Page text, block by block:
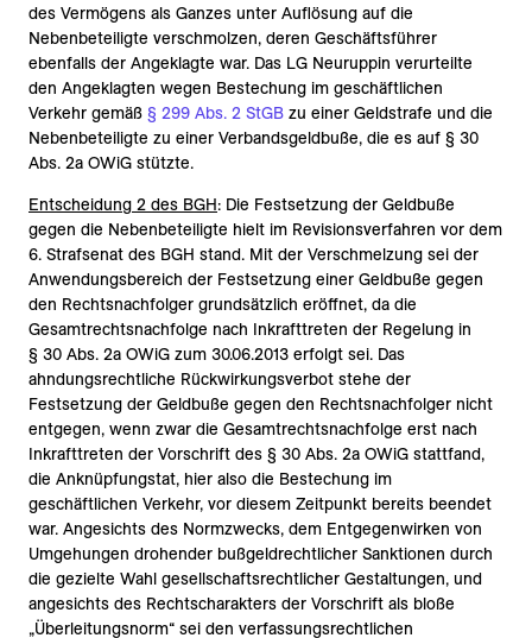
des Vermögens als Ganzes unter Auflösung auf die
Nebenbeteiligte verschmolzen, deren Geschäftsführer
ebenfalls der Angeklagte war. Das LG Neuruppin verurteilte
den Angeklagten wegen Bestechung im geschäftlichen
Verkehr gemäß § 299 Abs. 2 StGB zu einer Geldstrafe und die
Nebenbeteiligte zu einer Verbandsgeldbuße, die es auf § 30
Abs. 2a OWiG stützte.
Entscheidung 2 des BGH: Die Festsetzung der Geldbuße
gegen die Nebenbeteiligte hielt im Revisionsverfahren vor dem
6. Strafsenat des BGH stand. Mit der Verschmelzung sei der
Anwendungsbereich der Festsetzung einer Geldbuße gegen
den Rechtsnachfolger grundsätzlich eröffnet, da die
Gesamtrechtsnachfolge nach Inkrafttreten der Regelung in
§ 30 Abs. 2a OWiG zum 30.06.2013 erfolgt sei. Das
ahndungsrechtliche Rückwirkungsverbot stehe der
Festsetzung der Geldbuße gegen den Rechtsnachfolger nicht
entgegen, wenn zwar die Gesamtrechtsnachfolge erst nach
Inkrafttreten der Vorschrift des § 30 Abs. 2a OWiG stattfand,
die Anknüpfungstat, hier also die Bestechung im
geschäftlichen Verkehr, vor diesem Zeitpunkt bereits beendet
war. Angesichts des Normzwecks, dem Entgegenwirken von
Umgehungen drohender bußgeldrechtlicher Sanktionen durch
die gezielte Wahl gesellschaftsrechtlicher Gestaltungen, und
angesichts des Rechtscharakters der Vorschrift als bloße
„Überleitungsnorm“ sei den verfassungsrechtlichen